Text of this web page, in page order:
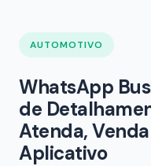
AUTOMOTIVO
WhatsApp
de
Atenda,
Aplicativo